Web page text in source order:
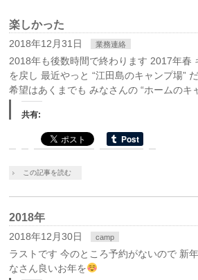
楽しかった
2018年12月31日 業務連絡
2018年も後数時間で終わります 2017年春
を戻し 最近やっと “江田島のキャンプ場”
希望はあくまでも みなさんの “ホームのキ
共有:
この記事を読む
2018年
2018年12月30日 camp
ラストです 今のところ予約がないので 新
なさん良いお年を